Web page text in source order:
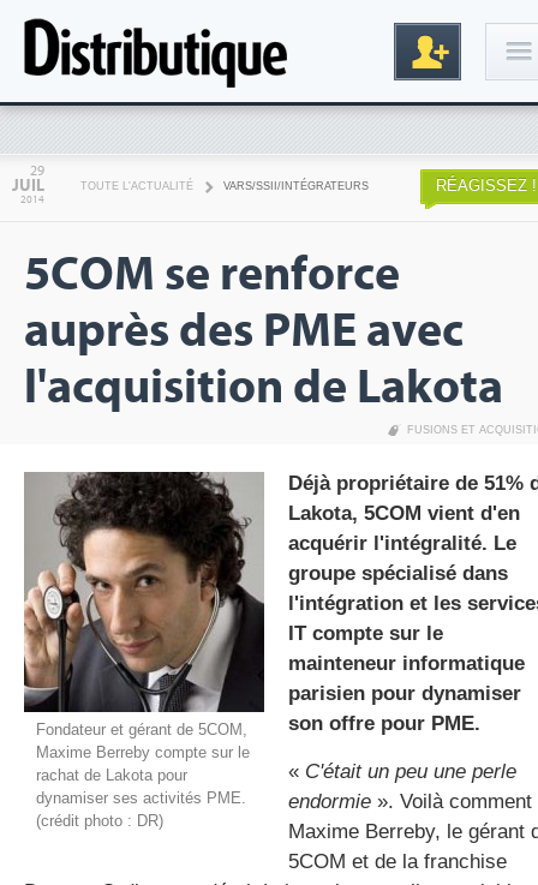
Inscription
gratuite
29
JUIL
2014
TOUTE L'ACTUALITÉ VARS/SSII/INTÉGRATEURS RÉAGISSEZ !
5COM se renforce
auprès des PME avec
l'acquisition de Lakota
FUSIONS ET
Fondateur et gérant de 5COM,
Maxime Berreby compte sur le
rachat de Lakota pour
dynamiser ses activités PME.
(crédit photo : DR)
Déjà propriétaire de 51%
Lakota, 5COM vient d'en
acquérir l'intégralité. Le
groupe spécialisé dans
l'intégration et les
IT compte sur le
mainteneur informatique
parisien pour dynamiser
son offre pour PME.
« C'était un peu une perle
endormie ». Voilà comment
Maxime Berreby, le gérant
5COM et de la franchise